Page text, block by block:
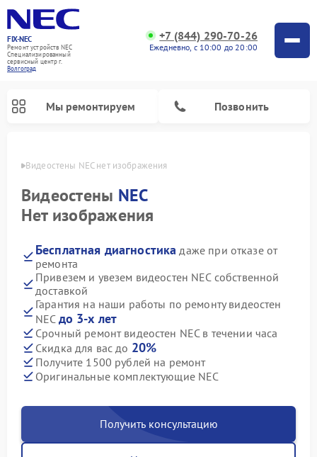
FIX-NEC
Ремонт устройств NEC
Специализированный
cервисный центр г.
Волгоград
+7 (844) 290-70-26
Ежедневно, с 10:00 до 20:00
Мы ремонтируем Позвонить
Видеостены NEC нет изображения
Видеостены NEC
Нет изображения
Бесплатная диагностика даже при отказе от
ремонта
Привезем и увезем видеостен NEC собственной
доставкой
Гарантия на наши работы по ремонту видеостен
NEC до 3-х лет
Срочный ремонт видеостен NEC в течении часа
Скидка для вас до 20%
Получите 1500 рублей на ремонт
Оригинальные комплектующие NEC
Получить консультацию